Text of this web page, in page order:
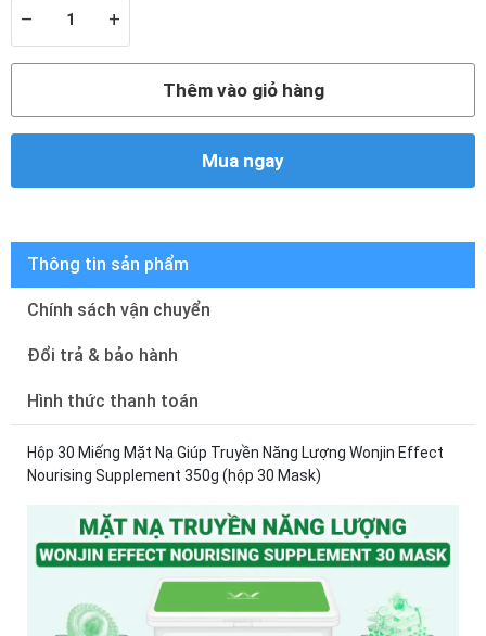
– +
Thêm vào giỏ hàng
Mua ngay
Thông tin sản phẩm
Chính sách vận chuyển
Đổi trả & bảo hành
Hình thức thanh toán
Hộp 30 Miếng Mặt Nạ Giúp Truyền Năng Lượng Wonjin Effect
Nourising Supplement 350g (hộp 30 Mask)